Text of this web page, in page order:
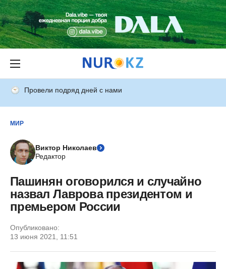
Провели подряд дней с нами
МИР
Виктор Николаев
Редактор
Пашинян оговорился и случайно
назвал Лаврова президентом и
премьером России
Опубликовано:
13 июня 2021, 11:51